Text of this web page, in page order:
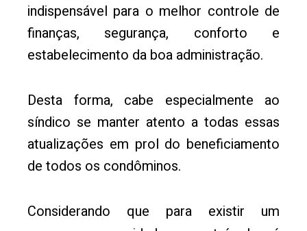
indispensável para o melhor controle de
finanças, segurança, conforto e
estabelecimento da boa administração.
Desta forma, cabe especialmente ao
síndico se manter atento a todas essas
atualizações em prol do beneficiamento
de todos os condôminos.
Considerando que para existir um